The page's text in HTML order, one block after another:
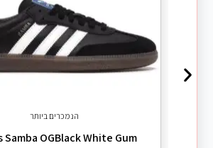
הנמכרים ביותר
Samba OGBlack White Gum